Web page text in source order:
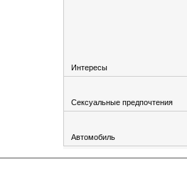
Интересы
Сексуальные предпочтения
Автомобиль